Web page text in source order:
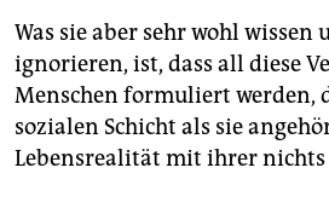
Was sie aber sehr wohl wissen
ignorieren, ist, dass all diese
Menschen formuliert werden,
so­zialen Schicht als sie
Lebensrealität mit ihrer nichts